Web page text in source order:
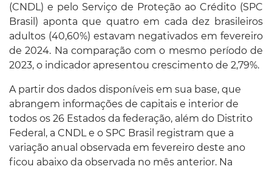
(CNDL) e pelo Serviço de Proteção ao Crédito (SPC
Brasil) aponta que quatro em cada dez brasileiros
adultos (40,60%) estavam negativados em fevereiro
de 2024. Na comparação com o mesmo período de
2023, o indicador apresentou crescimento de 2,79%.
A partir dos dados disponíveis em sua base, que
abrangem informações de capitais e interior de
todos os 26 Estados da federação, além do Distrito
Federal, a CNDL e o SPC Brasil registram que a
variação anual observada em fevereiro deste ano
ficou abaixo da observada no mês anterior. Na